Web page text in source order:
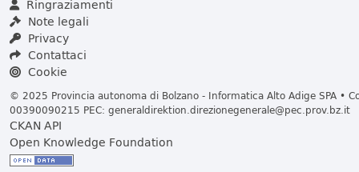
Ringraziamenti
Note legali
Privacy
Contattaci
Cookie
© 2025 Provincia autonoma di Bolzano - Informatica Alto Adige SPA •
00390090215 PEC: generaldirektion.direzionegenerale@pec.prov.bz.it
CKAN API
Open Knowledge Foundation